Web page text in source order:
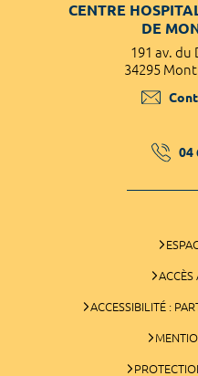
CENTRE
DE
191 av. du
34295
04
ACCÈS
ACCESSIBILITÉ :